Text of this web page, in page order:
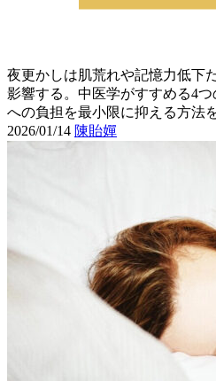
夜更かしは肌荒れや記憶力低下
影響する。中医学がすすめる4
への負担を最小限に抑える方法
2026/01/14 陳貽嬋